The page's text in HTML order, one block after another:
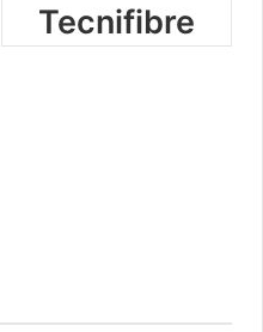
Tecnifibre